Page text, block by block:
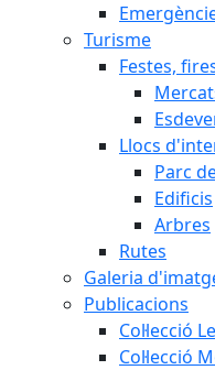
Turisme
Festes,
Llocs
Parc
Edificis
Arbres
Rutes
Galeria
Publicacions
Col·lecció
Col·lecció